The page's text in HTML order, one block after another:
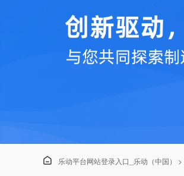
 乐动平台网站登录入口_乐动（中国） >